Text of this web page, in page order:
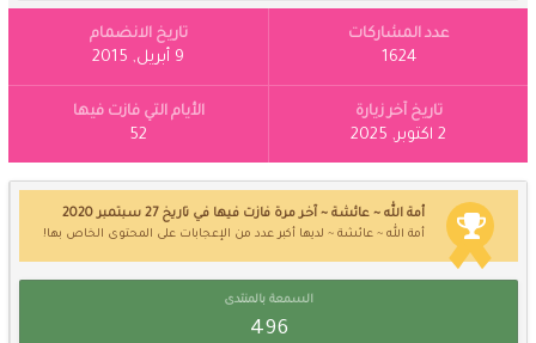
عدد المشاركات
1624
تاريخ الانضمام
9 أبريل, 2015
تاريخ آخر زيارة
2 اكتوبر, 2025
الأيام التي فازت فيها
52
أمة الله ~ عائشة ~ آخر مرة فازت فيها في تاريخ 27 سبتمبر 2020
أمة الله ~ عائشة ~ لديها أكبر عدد من الإعجابات على المحتوى الخاص بها!
السمعة بالمنتدى
496